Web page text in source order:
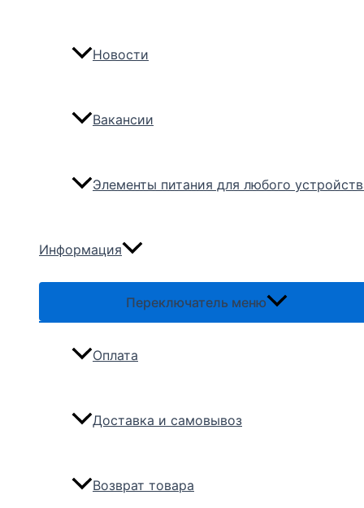
Новости
Вакансии
Элементы питания для любого
Информация
Переключатель меню
Оплата
Доставка и самовывоз
Возврат товара